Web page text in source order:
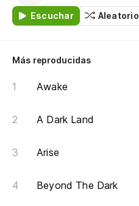
Escuchar Aleatorio
Más reproducidas
Awake
A Dark Land
Arise
Beyond The Dark